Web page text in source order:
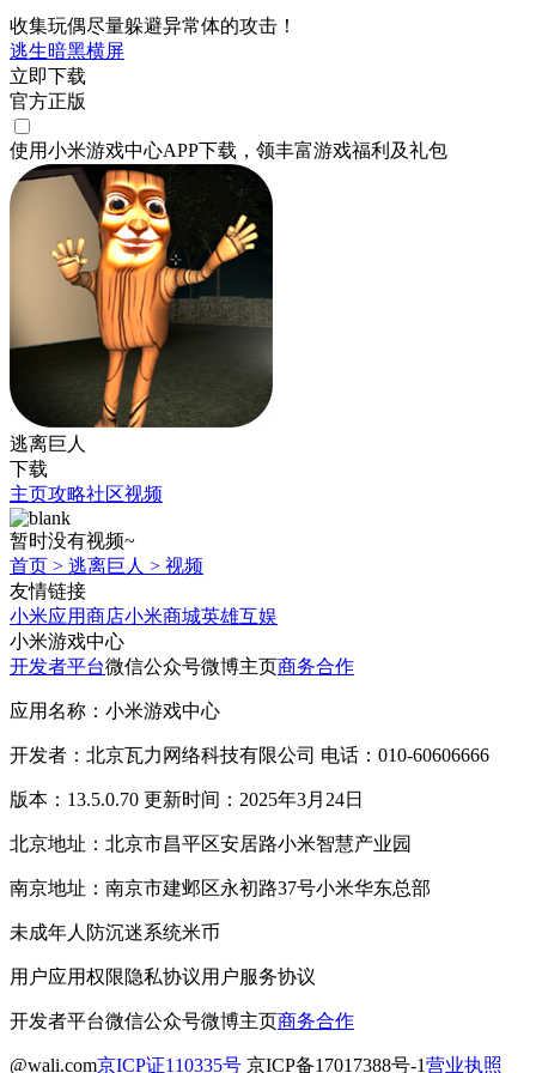
收集玩偶尽量躲避异常体的攻击！
逃生暗黑横屏
立即下载
官方正版
使用小米游戏中心APP下载 ，领丰富游戏福利 及礼包
逃离巨人
下载
主页攻略社区视频
暂时没有视频~
首页 > 逃离巨人 > 视频
友情链接
小米应用商店小米商城英雄互娱
小米游戏中心
开发者平台微信公众号微博主页商务合作
应用名称：小米游戏中心
开发者：北京瓦力网络科技有限公司 电话：010-60606666
版本：13.5.0.70 更新时间：2025年3月24日
北京地址：北京市昌平区安居路小米智慧产业园
南京地址：南京市建邺区永初路37号小米华东总部
未成年人防沉迷系统米币
用户应用权限隐私协议用户服务协议
开发者平台微信公众号微博主页商务合作
@wali.com京ICP证110335号 京ICP备17017388号-1营业执照